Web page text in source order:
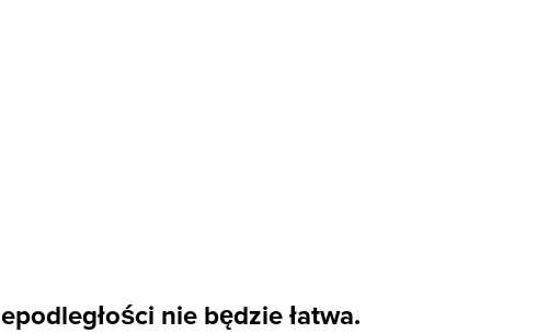
nie będzie łatwa.